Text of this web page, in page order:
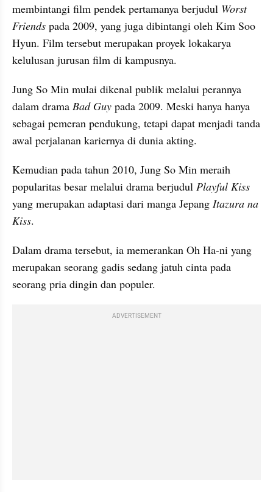
membintangi film pendek pertamanya berjudul Worst
Friends pada 2009, yang juga dibintangi oleh Kim Soo
Hyun. Film tersebut merupakan proyek lokakarya
kelulusan jurusan film di kampusnya.
Jung So Min mulai dikenal publik melalui perannya
dalam drama Bad Guy pada 2009. Meski hanya hanya
sebagai pemeran pendukung, tetapi dapat menjadi tanda
awal perjalanan kariernya di dunia akting.
Kemudian pada tahun 2010, Jung So Min meraih
popularitas besar melalui drama berjudul Playful Kiss
yang merupakan adaptasi dari manga Jepang Itazura na
Kiss.
Dalam drama tersebut, ia memerankan Oh Ha-ni yang
merupakan seorang gadis sedang jatuh cinta pada
seorang pria dingin dan populer.
ADVERTISEMENT